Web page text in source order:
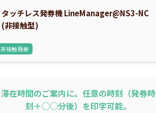
タッチレス発券機 LineManager@NS3-NC
(非接触型)
非接触発券
滞在時間のご案内に。任意の時刻（発券時
刻＋○○分後）を印字可能。